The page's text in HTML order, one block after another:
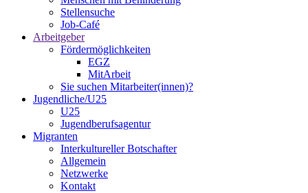
Stellensuche
Job-Café
Arbeitgeber
Fördermöglichkeiten
EGZ
MitArbeit
Sie suchen Mitarbeiter(innen)?
Jugendliche/U25
U25
Jugendberufsagentur
Migranten
Interkultureller Botschafter
Allgemein
Netzwerke
Kontakt